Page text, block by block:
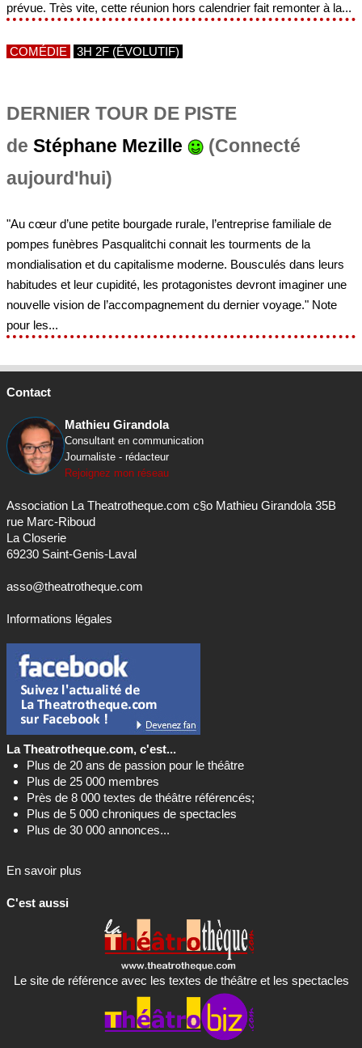
prévue. Très vite, cette réunion hors calendrier fait remonter à la...
COMÉDIE 3H 2F (ÉVOLUTIF)
DERNIER TOUR DE PISTE
de Stéphane Mezille
(Connecté
aujourd'hui)
"Au cœur d’une petite bourgade rurale, l’entreprise familiale de
pompes funèbres Pasqualitchi connait les tourments de la
mondialisation et du capitalisme moderne. Bousculés dans leurs
habitudes et leur cupidité, les protagonistes devront imaginer une
nouvelle vision de l’accompagnement du dernier voyage." Note
pour les...
Contact
Mathieu Girandola
Consultant en communication
Journaliste - rédacteur
Rejoignez mon réseau
Association La Theatrotheque.com c§o Mathieu Girandola 35B
rue Marc-Riboud
La Closerie
69230 Saint-Genis-Laval
asso@theatrotheque.com
Informations légales
La Theatrotheque.com, c'est...
Plus de 20 ans de passion pour le théâtre
Plus de 25 000 membres
Près de 8 000 textes de théâtre référencés;
Plus de 5 000 chroniques de spectacles
Plus de 30 000 annonces...
En savoir plus
C'est aussi
Le site de référence avec les textes de théâtre et les spectacles